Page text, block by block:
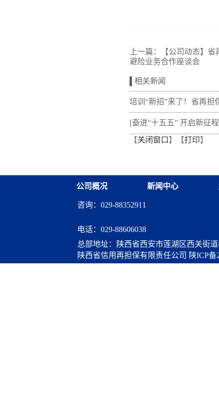
上一篇：
【公司动态】
避险业务合作座谈会
相关新闻
培训“新招”来了！省再担
新"以审代训"， 让政策学
从"听"变"练"
[奋进“十五五” 开启新征
融资担保体系这样做](十
【关闭窗口 】【打印】
公司概况 新闻中心
咨询：029-88352911
电话： 029-88606038
陕西省信用再担保有限责任公司 陕ICP备
总部地址：陕西省西安市莲湖区西关街